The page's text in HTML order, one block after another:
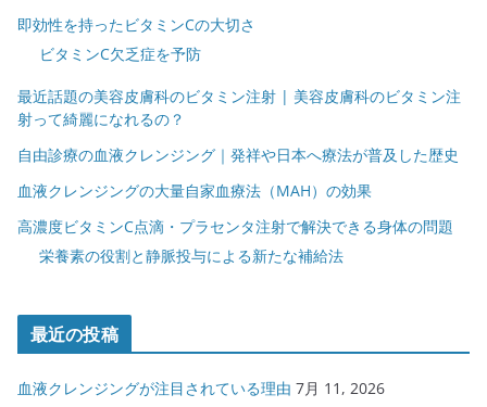
即効性を持ったビタミンCの大切さ
ビタミンC欠乏症を予防
最近話題の美容皮膚科のビタミン注射 | 美容皮膚科のビタミン注
射って綺麗になれるの？
自由診療の血液クレンジング｜発祥や日本へ療法が普及した歴史
血液クレンジングの大量自家血療法（MAH）の効果
高濃度ビタミンC点滴・プラセンタ注射で解決できる身体の問題
栄養素の役割と静脈投与による新たな補給法
最近の投稿
血液クレンジングが注目されている理由 7月 11, 2026